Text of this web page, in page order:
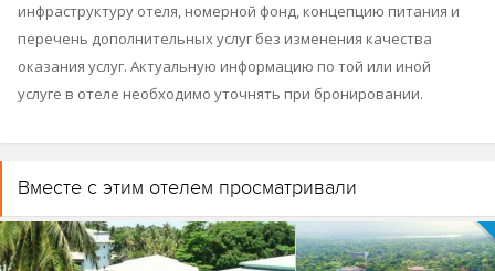
инфраструктуру отеля, номерной фонд, концепцию питания и
перечень дополнительных услуг без изменения качества
оказания услуг. Актуальную информацию по той или иной
услуге в отеле необходимо уточнять при бронировании.
Вместе с этим отелем просматривали